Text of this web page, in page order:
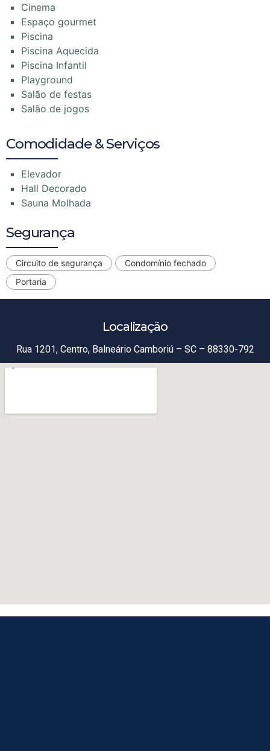
Cinema
Espaço gourmet
Piscina
Piscina Aquecida
Piscina Infantil
Playground
Salão de festas
Salão de jogos
Comodidade & Serviços
Elevador
Hall Decorado
Sauna Molhada
Segurança
Circuito de segurança
Condomínio fechado
Portaria
Localização
Rua 1201, Centro, Balneário Camboriú – SC – 88330-792